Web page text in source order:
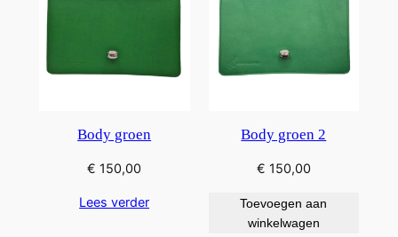
Body groen
€ 150,00
Lees verder
Body groen 2
€ 150,00
Toevoegen aan
winkelwagen